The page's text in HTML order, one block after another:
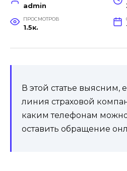
admin
ПРОСМОТРОВ
1.5к.
В этой статье выясним,
линия страховой
каким телефонам можно
оставить обращение